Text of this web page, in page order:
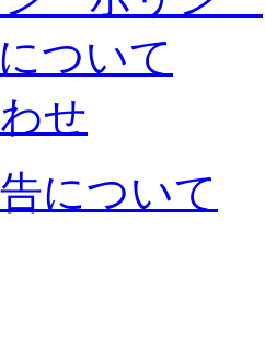
ついて
せ
について